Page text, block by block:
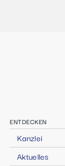
ENTDECKEN
Kanzlei
Aktuelles